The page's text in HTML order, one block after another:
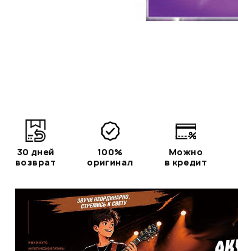
30 дней
возврат
100%
оригинал
Можно
в кредит